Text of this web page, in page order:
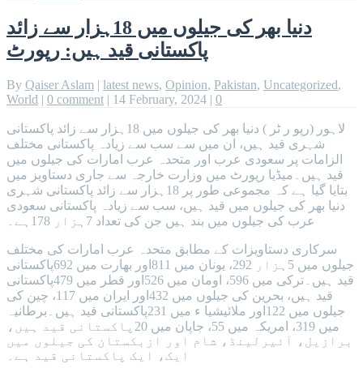
دنیا بھر کی جیلوں میں 18ہزار سے زائد
پاکستانی قید ہیں: رپورٹ
By Qaiser Aslam | latest news, Opinion, Pakistan, Uncategorized,
World | 0 comment | 14 February, 2024 | 0
لاہور (رپو ر ٹر ) دنیا بھر کی جیلوں میں 18ہزار سے زائد پاکستانی
شہری قید ہیں، ان میں سے سب سے زیادہ پاکستانی مختلف
الزامات پر سعودی عرب اور متحدہ عرب امارات کی جیلوں میں
قید ہیں۔میڈیا رپورٹ میں وزارت خارجہ سے جاری دستاویز میں
بتایا گیا ہے کہ مجموعی طور پر 18ہزار سے زائد پاکستانی شہری
دنیا بھر کی جیلوں میں قید ہیں، سب سے زیادہ پاکستانی سعودی
عرب کی جیلوں میں بند ہیں جن کی تعداد 7ہزار 178ہے۔
سرکاری دستاویزات کے مطابق متحدہ عرب امارات کی مختلف
جیلوں میں 5ہزار 292، یونان میں 811اور بھارت میں 692پاکستانی
قید ہیں۔ترکی میں 596، اومان میں 526اور قطر میں 479پاکستانی
قید ہیں، بحرین کی جیلوں میں 432اور ایران میں 117، چین کی
جیلوں میں 122اور ملائیشیا ء میں 231پاکستانی قید ہیں۔برطانیہ
میں 319، امریکہ میں 55، جاپان میں 20پاکستانی قید ہیں،
برازیل، آئیرلینڈ، شام اور ازبکستان کی جیلوں میں
ایک، ایک پاکستانی قید ہے۔